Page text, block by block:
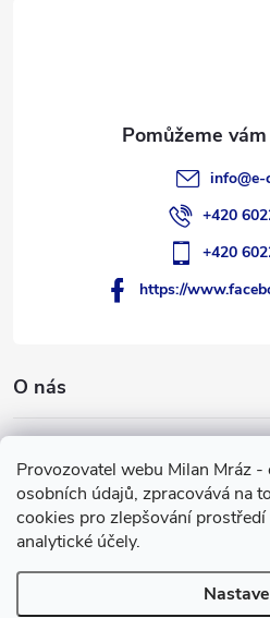
Provozovatel webu Milan Mráz
osobních údajů, zpracovává na
cookies pro zlepšování
analytické účely.
O nás
Facebook
info@e-
+420
+420
https://